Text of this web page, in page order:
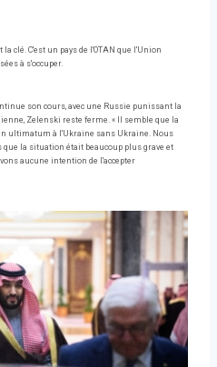
clé. C'est un pays de l'OTAN que l'Union
à s'occuper.
son cours, avec une Russie punissant la
Zelenski reste ferme. « Il semble que la
ultimatum à l'Ukraine sans Ukraine. Nous
la situation était beaucoup plus grave et
aucune intention de l'accepter